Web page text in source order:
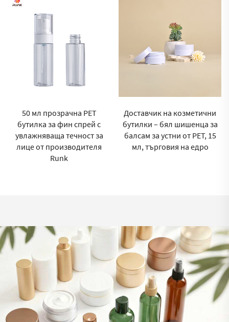
50 мл прозрачна PET
бутилка за фин спрей с
увлажняваща течност за
лице от производителя
Runk
Доставчик на козметични
бутилки – бял шишенца за
балсам за устни от PET, 15
мл, търговия на едро